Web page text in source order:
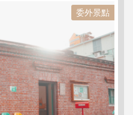
委外景點